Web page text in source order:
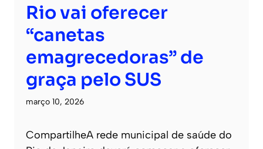
Rio vai oferecer
“canetas
emagrecedoras” de
graça pelo SUS
março 10, 2026
CompartilheA rede municipal de saúde do